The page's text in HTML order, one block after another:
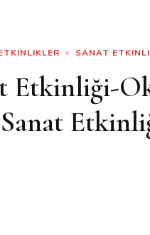
SANAT
Etkinliği-